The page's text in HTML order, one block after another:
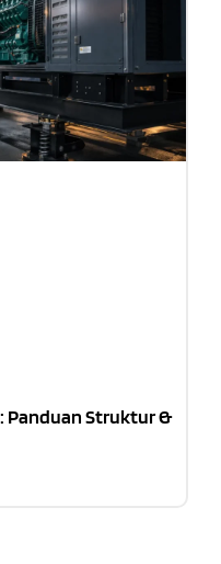
Panduan Struktur &